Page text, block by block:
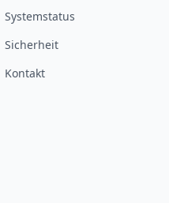
Systemstatus
Sicherheit
Kontakt